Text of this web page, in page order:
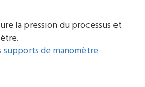
la pression du processus et
supports de manomètre